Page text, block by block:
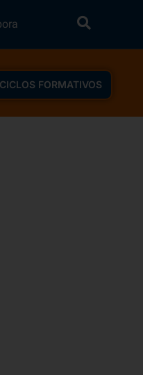
CICLOS FORMATIVOS